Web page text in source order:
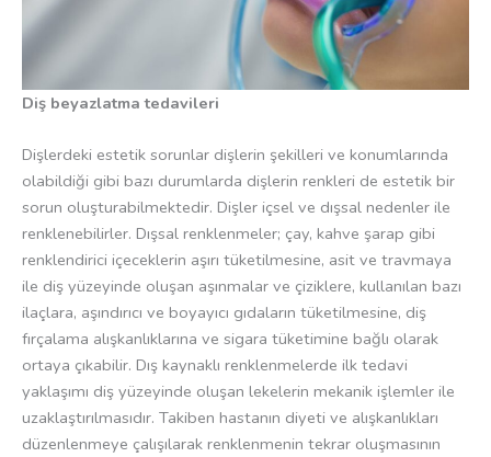
Diş beyazlatma tedavileri
Dişlerdeki estetik sorunlar dişlerin şekilleri ve konumlarında
olabildiği gibi bazı durumlarda dişlerin renkleri de estetik bir
sorun oluşturabilmektedir. Dişler içsel ve dışsal nedenler ile
renklenebilirler. Dışsal renklenmeler; çay, kahve şarap gibi
renklendirici içeceklerin aşırı tüketilmesine, asit ve travmaya
ile diş yüzeyinde oluşan aşınmalar ve çiziklere, kullanılan bazı
ilaçlara, aşındırıcı ve boyayıcı gıdaların tüketilmesine, diş
fırçalama alışkanlıklarına ve sigara tüketimine bağlı olarak
ortaya çıkabilir. Dış kaynaklı renklenmelerde ilk tedavi
yaklaşımı diş yüzeyinde oluşan lekelerin mekanik işlemler ile
uzaklaştırılmasıdır. Takiben hastanın diyeti ve alışkanlıkları
düzenlenmeye çalışılarak renklenmenin tekrar oluşmasının